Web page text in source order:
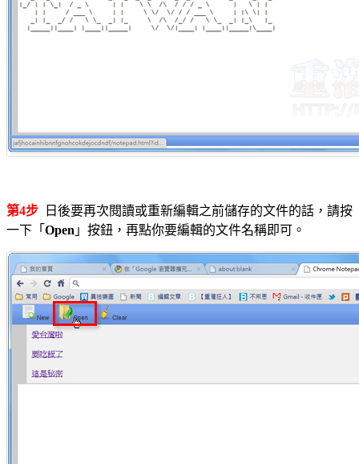
第4步 日後要再次閱讀或重新編輯之前儲存的文件的話，請按
一下「 Open 」按鈕，再點你要編輯的文件名稱即可。